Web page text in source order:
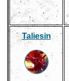
Taliesin